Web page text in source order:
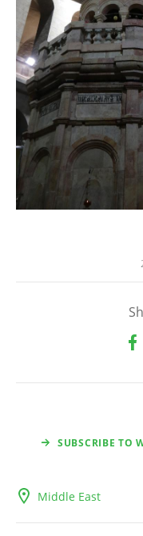
SUBSCRIBE TO
Middle East